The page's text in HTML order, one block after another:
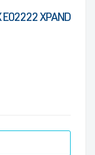
E02222 XPAND